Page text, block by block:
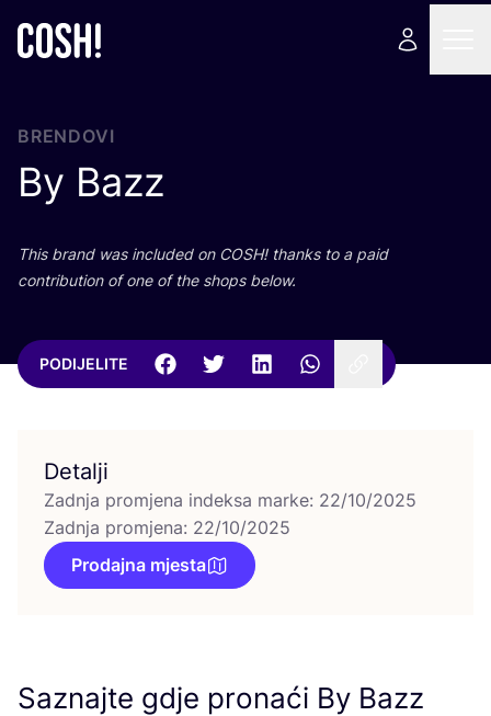
BRENDOVI
By Bazz
This brand was inclu­ded on COSH! than­ks to a paid
con­tri­bu­ti­on of one of the shops below.
PODIJELITE
Detalji
Zadnja promjena indeksa marke: 22/10/2025
Zadnja promjena: 22/10/2025
Prodajna mjesta
Saznajte gdje pronaći By Bazz